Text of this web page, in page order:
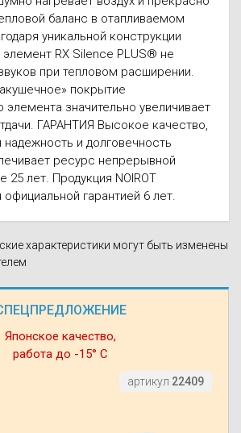
Японское качество,
работа до -15° С
артикул 22409
баланс в отапливаемом
уникальной конструкции
элемент RX Silence PLUS® не
при тепловом расширении.
покрытие
элемента значительно увеличивает
ГАРАНТИЯ Высокое качество,
надежность и долговечность
ресурс непрерывной
25 лет. Продукция NOIROT
гарантией 6 лет.
характеристики могут быть изменены